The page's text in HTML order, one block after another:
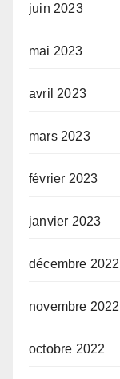
juin 2023
mai 2023
avril 2023
mars 2023
février 2023
janvier 2023
décembre 2022
novembre 2022
octobre 2022